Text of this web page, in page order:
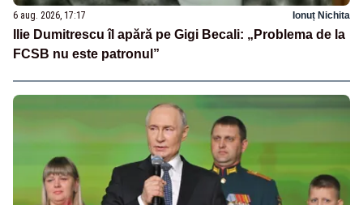
6 aug. 2026, 17:17 Ionuț Nichita
Ilie Dumitrescu îl apără pe Gigi Becali: „Problema de la
FCSB nu este patronul”